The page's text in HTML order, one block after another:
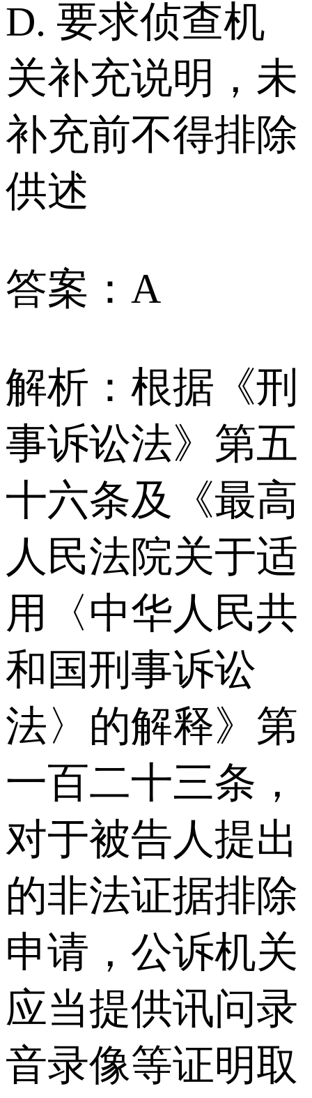
D. 要求侦查机
关补充说明，未
补充前不得排除
供述
答案：A
解析：根据《刑
事诉讼法》第五
十六条及《最高
人民法院关于适
用〈中华人民共
和国刑事诉讼
法〉的解释》第
一百二十三条，
对于被告人提出
的非法证据排除
申请，公诉机关
应当提供讯问录
音录像等证明取